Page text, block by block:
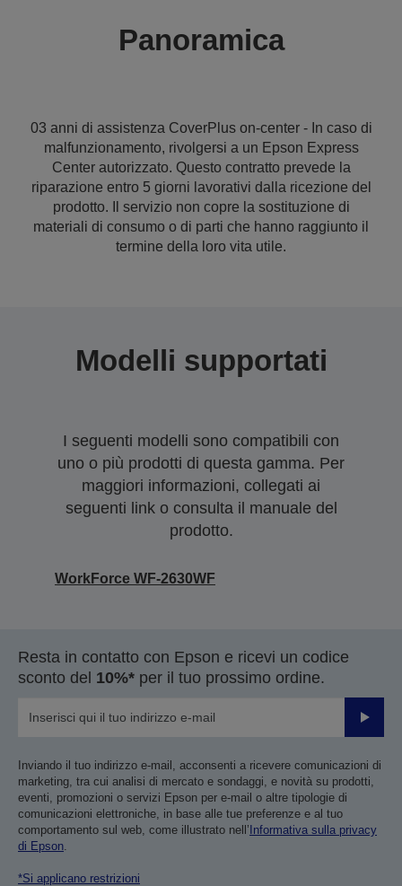
Panoramica
03 anni di assistenza CoverPlus on-center - In caso di
malfunzionamento, rivolgersi a un Epson Express
Center autorizzato. Questo contratto prevede la
riparazione entro 5 giorni lavorativi dalla ricezione del
prodotto. Il servizio non copre la sostituzione di
materiali di consumo o di parti che hanno raggiunto il
termine della loro vita utile.
Modelli supportati
I seguenti modelli sono compatibili con
uno o più prodotti di questa gamma. Per
maggiori informazioni, collegati ai
seguenti link o consulta il manuale del
prodotto.
WorkForce WF-2630WF
Resta in contatto con Epson e ricevi un codice
sconto del 10%* per il tuo prossimo ordine.
Invia
Inviando il tuo indirizzo e-mail, acconsenti a ricevere comunicazioni di
marketing, tra cui analisi di mercato e sondaggi, e novità su prodotti,
eventi, promozioni o servizi Epson per e-mail o altre tipologie di
comunicazioni elettroniche, in base alle tue preferenze e al tuo
comportamento sul web, come illustrato nell’ Informativa sulla privacy
di Epson.
*Si applicano restrizioni